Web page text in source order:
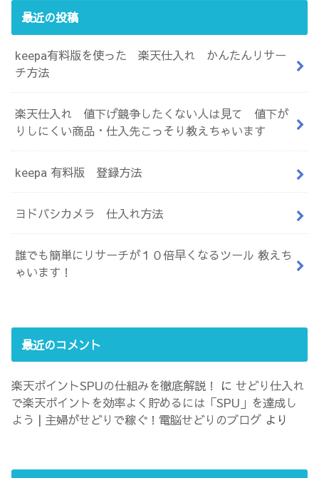
最近の投稿
keepa有料版を使った 楽天仕入れ かんたんリサー
チ方法
楽天仕入れ 値下げ競争したくない人は見て 値下が
りしにくい商品・仕入先こっそり教えちゃいます
keepa 有料版 登録方法
ヨドバシカメラ 仕入れ方法
誰でも簡単にリサーチが１０倍早くなるツール 教えち
ゃいます！
最近のコメント
楽天ポイントSPUの仕組みを徹底解説！ にせどり仕入れ
で楽天ポイントを効率よく貯めるには「SPU」を達成し
よう | 主婦がせどりで稼ぐ！電脳せどりのブログ より